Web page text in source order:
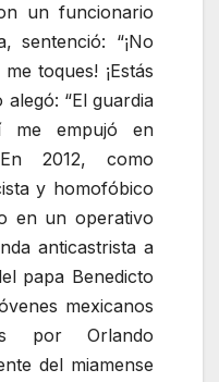
un funcionario
sentenció:
¡No
toques! ¡Estás
alegó:
El guardia
me empujó en
2012, como
y homofóbico
en un operativo
anticastrista a
papa Benedicto
mexicanos
por Orlando
del miamense